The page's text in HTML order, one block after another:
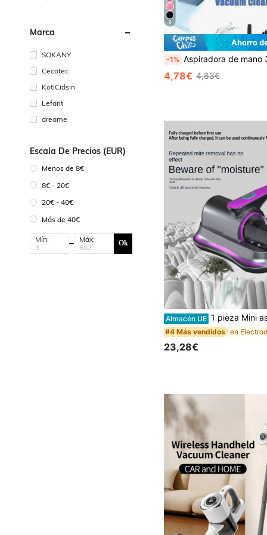
Marca
SOKANY
Cecotec
KotiCidsin
Lefant
dreame
Escala De Precios (EUR)
Menos de 8€
8€ - 20€
20€ - 40€
Más de 40€
Mín: Máx: Ok
6
Ahorro
-1% Aspiradora de mano 3 en 1 - 2000mAh, carga rápida, succión húmeda y seca potente, adecuada para automóvil, hogar y limpieza de mascotas, carga USB-C, filtro lavable, purificador de aire de bajo ruido, incluye accesorios de boquilla múltiple, esencial para el detallado de automóviles,
4,78€ 4,83€
Almacén UE 1 pieza Mini aspiradora eléctrica portátil para ácaros del
#4 Más vendidos
23,28€